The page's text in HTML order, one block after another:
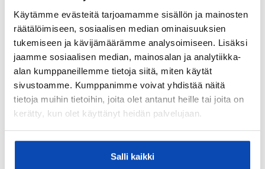
Käytämme evästeitä tarjoamamme sisällön ja mainosten
räätälöimiseen, sosiaalisen median ominaisuuksien
tukemiseen ja kävijämäärämme analysoimiseen. Lisäksi
jaamme sosiaalisen median, mainosalan ja analytiikka-
alan kumppaneillemme tietoja siitä, miten käytät
sivustoamme. Kumppanimme voivat yhdistää näitä
tietoja muihin tietoihin, joita olet antanut heille tai joita on
kerätty, kun olet käyttänyt heidän palvelujaan.
Salli kaikki
Sähköpistokepaikkoja:
6 kpl
2025
Asbestikartoitus:
Ei
kaukolämmön alajakokeskus uusittu 1996,
parvekkeiden korjaus, pihakorjaukset, julkisivut 2002-